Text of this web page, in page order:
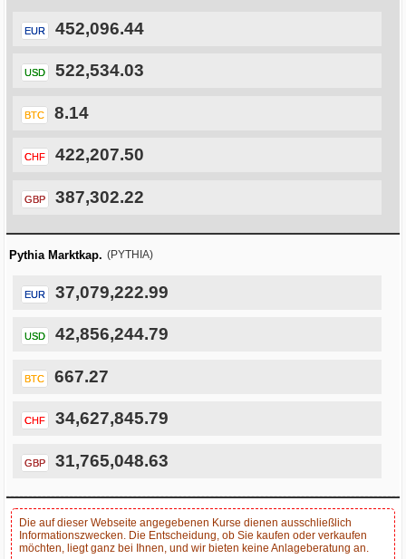
EUR 452,096.44
USD 522,534.03
BTC 8.14
CHF 422,207.50
GBP 387,302.22
Pythia Marktkap. (PYTHIA)
EUR 37,079,222.99
USD 42,856,244.79
BTC 667.27
CHF 34,627,845.79
GBP 31,765,048.63
Die auf dieser Webseite angegebenen Kurse dienen ausschließlich
Informationszwecken. Die Entscheidung, ob Sie kaufen oder verkaufen
möchten, liegt ganz bei Ihnen, und wir bieten keine Anlageberatung an.